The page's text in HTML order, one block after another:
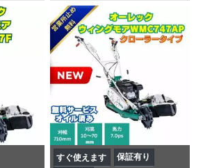
すぐ使えます
保証有り